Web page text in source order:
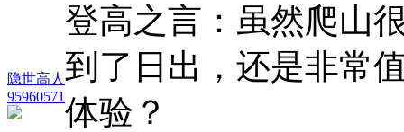
隐世高人
95960571
登高之言：虽然爬山
到了日出，还是非常
体验？